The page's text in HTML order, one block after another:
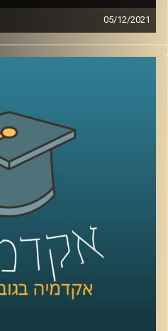
05/12/2021
נדמה שאי אפשר לעבור שבוע
המילה "סייבר".
וסייבר והעמקנו בשאלה מהו
מדברים עליו ועל ההשלכות של
לשיחה עם ד"ר טל פבל בנושא
קרדיט תמונות:
AudioVersity